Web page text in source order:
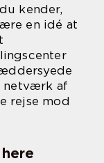
kender,
en idé at
netværk af
rejse mod